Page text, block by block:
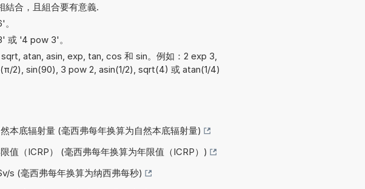
結合，且組合要有意義.
或 '4 pow 3'。
atan, asin, exp, tan, cos 和 sin。例如：2 exp 3,
2), sin(90), 3 pow 2, asin(1/2), sqrt(4) 或 atan(1/4)
本底辐射量 (毫西弗每年换算为自然本底辐射量)
值（ICRP） (毫西弗每年换算为年限值（ICRP）)
s (毫西弗每年换算为纳西弗每秒)